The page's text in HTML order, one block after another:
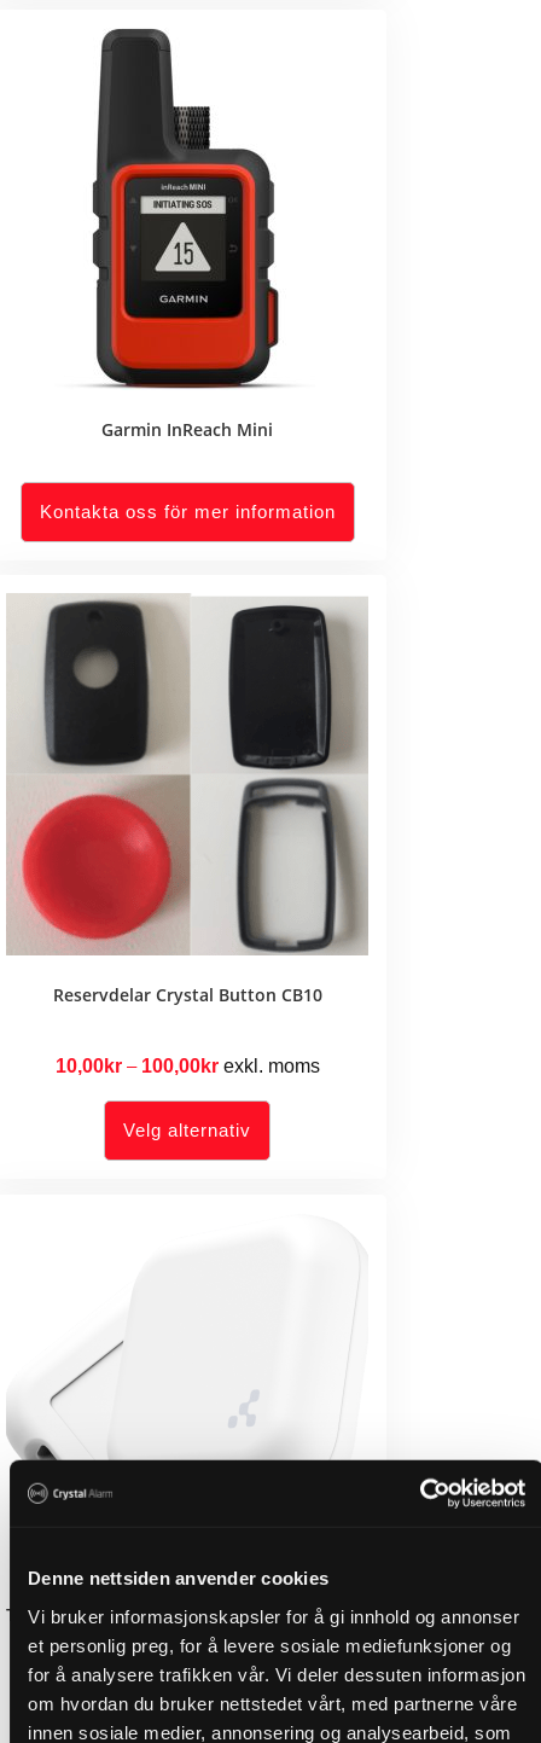
Denne nettsiden anvender cookies
Vi bruker informasjonskapsler for å gi innhold og annonser
et personlig preg, for å levere sosiale mediefunksjoner og
for å analysere trafikken vår. Vi deler dessuten informasjon
om hvordan du bruker nettstedet vårt, med partnerne våre
innen sosiale medier, annonsering og analysearbeid, som
Garmin InReach Mini
Kontakta oss för mer information
Reservdelar Crystal Button CB10
10,00kr – 100,00krPrisområde:
10,00kr
til
exkl. moms
Velg alternativ
Dette
flere
Transponder för inomhuspositionering, lätt
499,00 kr exkl. moms